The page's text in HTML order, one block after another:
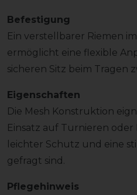
Befestigung
Ein verstellbarer Riemen
ermöglicht eine flexible
sicheren Sitz beim Tragen
Eigenschaften
Die Mesh Konstruktion
Einsatz auf Turnieren oder
leichter Schutz und eine
gefragt sind.
Pflegehinweis